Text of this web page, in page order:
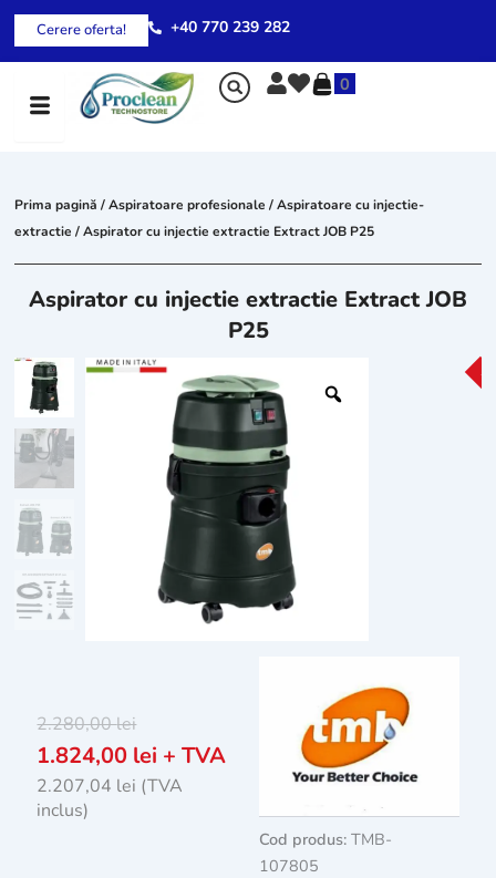
Skip
content
Cerere oferta! +40 770 239 282
0
Prima pagină /Aspiratoare profesionale /Aspiratoare cu injectie-
extractie / Aspirator cu injectie extractie Extract JOB P25
Aspirator cu injectie extractie Extract JOB
P25
-
2.280,00lei
1.824,00 lei + TVA
2.207,04 lei (TVA
inclus)
Cod produs: TMB-
107805